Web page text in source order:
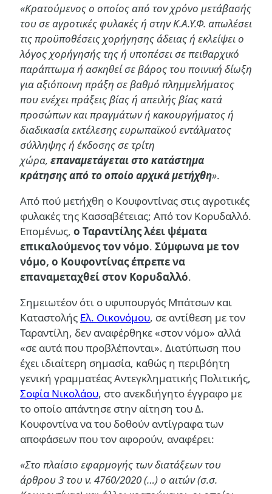
«Κρατούμενος ο οποίος από τον χρόνο μετάβασής
του σε αγροτικές φυλακές ή στην Κ.Α.Υ.Φ. απωλέσει
τις προϋποθέσεις χορήγησης άδειας ή εκλείψει ο
λόγος χορήγησής της ή υποπέσει σε πειθαρχικό
παράπτωμα ή ασκηθεί σε βάρος του ποινική δίωξη
για αξιόποινη πράξη σε βαθμό πλημμελήματος
που ενέχει πράξεις βίας ή απειλής βίας κατά
προσώπων και πραγμάτων ή κακουργήματος ή
διαδικασία εκτέλεσης ευρωπαϊκού εντάλματος
σύλληψης ή έκδοσης σε τρίτη
χώρα, επαναμετάγεται στο κατάστημα
κράτησης από το οποίο αρχικά μετήχθη».
Από πού μετήχθη ο Κουφοντίνας στις αγροτικές
φυλακές της Κασσαβέτειας; Από τον Κορυδαλλό.
Επομένως, ο Ταραντίλης λέει ψέματα
επικαλούμενος τον νόμο. Σύμφωνα με τον
νόμο, ο Κουφοντίνας έπρεπε να
επαναμεταχθεί στον Κορυδαλλό.
Σημειωτέον ότι ο υφυπουργός Μπάτσων και
Καταστολής Ελ. Οικονόμου, σε αντίθεση με τον
Ταραντίλη, δεν αναφέρθηκε «στον νόμο» αλλά
«σε αυτά που προβλέπονται». Διατύπωση που
έχει ιδιαίτερη σημασία, καθώς η περιβόητη
γενική γραμματέας Αντεγκληματικής Πολιτικής,
Σοφία Νικολάου, στο ανεκδιήγητο έγγραφο με
το οποίο απάντησε στην αίτηση του Δ.
Κουφοντίνα να του δοθούν αντίγραφα των
αποφάσεων που τον αφορούν, αναφέρει:
«Στο πλαίσιο εφαρμογής των διατάξεων του
άρθρου 3 του ν. 4760/2020 (…) ο αιτών (σ.σ.